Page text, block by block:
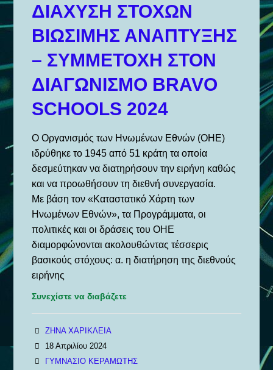
ΔΙΑΧΥΣΗ ΣΤΟΧΩΝ
ΒΙΩΣΙΜΗΣ ΑΝΑΠΤΥΞΗΣ
– ΣΥΜΜΕΤΟΧΗ ΣΤΟΝ
ΔΙΑΓΩΝΙΣΜΟ BRAVO
SCHOOLS 2024
Ο Οργανισμός των Ηνωμένων Εθνών (ΟΗΕ)
ιδρύθηκε το 1945 από 51 κράτη τα οποία
δεσμεύτηκαν να διατηρήσουν την ειρήνη καθώς
και να προωθήσουν τη διεθνή συνεργασία.
Με βάση τον «Καταστατικό Χάρτη των
Ηνωμένων Εθνών», τα Προγράμματα, οι
πολιτικές και οι δράσεις του ΟΗΕ
διαμορφώνονται ακολουθώντας τέσσερις
βασικούς στόχους: α. η διατήρηση της διεθνούς
ειρήνης
Συνεχίστε να διαβάζετε
ΖΗΝΑ ΧΑΡΙΚΛΕΙΑ
18 Απριλίου 2024
ΓΥΜΝΑΣΙΟ ΚΕΡΑΜΩΤΗΣ